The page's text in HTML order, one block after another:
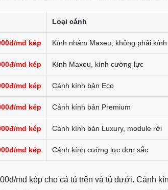
Loại cánh
md kép Kính nhám Maxeu, không phải
md kép Kính Maxeu, kính cường lực
md kép Cánh kính bản Eco
md kép Cánh kính bản Premium
md kép Cánh kính bản Luxury, module rời
md kép Cánh kính cường lực đơn sắc
md kép cho cả tủ trên và tủ dưới. Cánh